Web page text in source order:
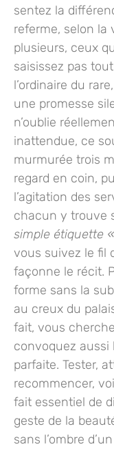
sentez la
referme, selon la
plusieurs, ceux
saisissez pas
l’ordinaire du
une promesse
n’oublie
inattendue, ce
murmurée trois
regard en coin,
l’agitation des
chacun y trouve
simple étiquette
vous suivez le fil
façonne le récit.
forme sans la
au creux du
fait, vous
convoquez aussi
parfaite. Tester,
recommencer,
fait essentiel de
geste de la
sans l’ombre